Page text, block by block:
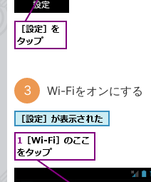
Wi-Fiをオンにする